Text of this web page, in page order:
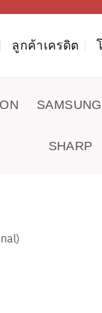
ลูกค้าเครดิต
SAMSUNG
SHARP